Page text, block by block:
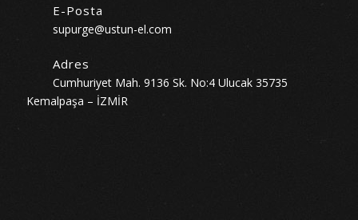
E-Posta
supurge@ustun-el.com
Adres
Cumhuriyet Mah. 9136 Sk. No:4 Ulucak 35735
Kemalpaşa – İZMİR